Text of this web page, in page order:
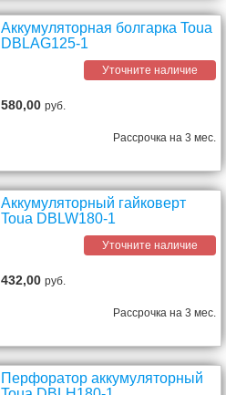
Аккумуляторная болгарка Toua
DBLAG125-1
Уточните наличие
580,00руб.
Рассрочка на 3 мес.
Аккумуляторный гайковерт
Toua DBLW180-1
Уточните наличие
432,00руб.
Рассрочка на 3 мес.
Перфоратор аккумуляторный